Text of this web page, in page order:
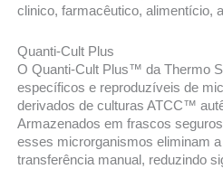
clinico, farmacêutico, alimentício,
Quanti-Cult Plus
O Quanti-Cult Plus™ da Thermo
específicos e reproduzíveis de
derivados de culturas ATCC™
Armazenados em frascos
esses microrganismos eliminam
transferência manual, reduzindo